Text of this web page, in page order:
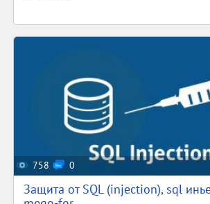
758 0
Защита от SQL (injection), sql